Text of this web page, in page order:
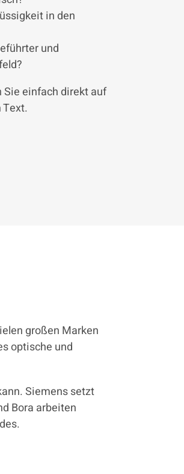
in den
und
Sie einfach direkt auf
Text.
großen Marken
optische und
Siemens setzt
Bora arbeiten